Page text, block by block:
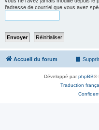
l’adresse de courriel que vous avez
Accueil du forum
Développé parphpBB®
Traduction